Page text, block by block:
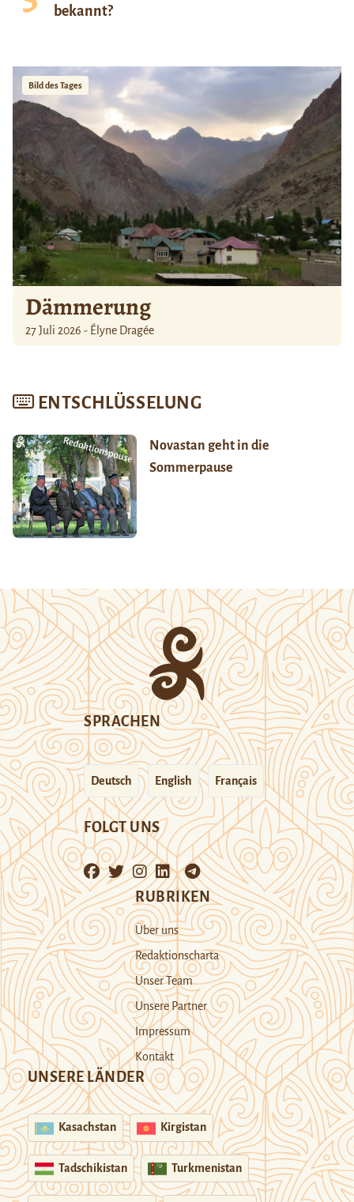
bekannt?
Bild des Tages
Dämmerung
27 Juli 2026 - Élyne Dragée
ENTSCHLÜSSELUNG
Novastan geht in die
Sommerpause
SPRACHEN
Deutsch English Français
FOLGT UNS
RUBRIKEN
Über uns
Redaktionscharta
Unser Team
Unsere Partner
Impressum
Kontakt
UNSERE LÄNDER
Kasachstan Kirgistan
Tadschikistan Turkmenistan